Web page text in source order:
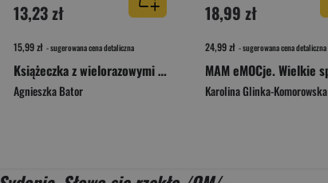
13,23 zł
15,99 zł - sugerowana cena detaliczna
Książeczka z wielorazowymi naklejkami. W domu. Naklejam, odklejam!
Agnieszka Bator
18,99 zł
24,99 zł - sugerowana cena detaliczna
Karolina Glinka-Komorowska